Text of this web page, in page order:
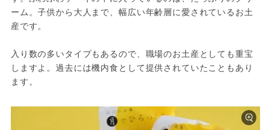
ーム。子供から大人まで、幅広い年齢層に愛されているお土
産です。
入り数の多いタイプもあるので、職場のお土産としても重宝
しますよ。過去には機内食として提供されていたこともあり
ます。